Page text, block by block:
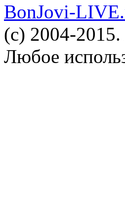
BonJovi-
(c) 2004-
Любое